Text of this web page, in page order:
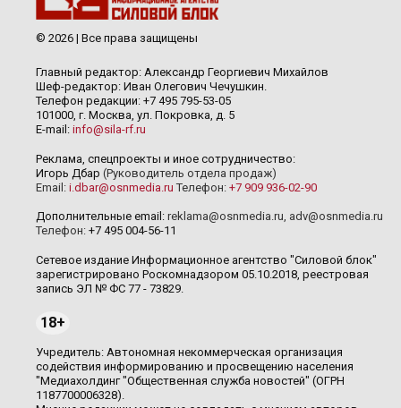
© 2026 | Все права защищены
Главный редактор: Александр Георгиевич Михайлов
Шеф-редактор: Иван Олегович Чечушкин.
Телефон редакции: +7 495 795-53-05
101000, г. Москва, ул. Покровка, д. 5
E-mail: info@sila-rf.ru
Реклама, спецпроекты и иное сотрудничество:
Игорь Дбар (Руководитель отдела продаж)
Email: i.dbar@osnmedia.ru Телефон: +7 909 936-02-90
Дополнительные email: reklama@osnmedia.ru, adv@osnmedia.ru
Телефон: +7 495 004-56-11
Сетевое издание Информационное агентство "Силовой блок"
зарегистрировано Роскомнадзором 05.10.2018, реестровая
запись ЭЛ № ФС 77 - 73829.
18+
Учредитель: Автономная некоммерческая организация
содействия информированию и просвещению населения
"Медиахолдинг "Общественная служба новостей" (ОГРН
1187700006328).